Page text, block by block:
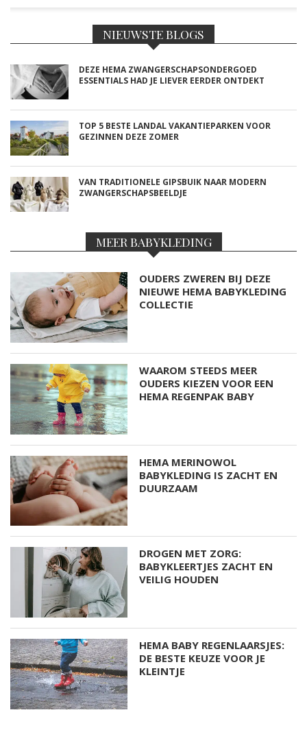
NIEUWSTE BLOGS
DEZE HEMA ZWANGERSCHAPSONDERGOED
ESSENTIALS HAD JE LIEVER EERDER ONTDEKT
TOP 5 BESTE LANDAL VAKANTIEPARKEN VOOR
GEZINNEN DEZE ZOMER
VAN TRADITIONELE GIPSBUIK NAAR MODERN
ZWANGERSCHAPSBEELDJE
MEER BABYKLEDING
OUDERS ZWEREN BIJ DEZE
NIEUWE HEMA BABYKLEDING
COLLECTIE
WAAROM STEEDS MEER
OUDERS KIEZEN VOOR EEN
HEMA REGENPAK BABY
HEMA MERINOWOL
BABYKLEDING IS ZACHT EN
DUURZAAM
DROGEN MET ZORG:
BABYKLEERTJES ZACHT EN
VEILIG HOUDEN
HEMA BABY REGENLAARSJES:
DE BESTE KEUZE VOOR JE
KLEINTJE